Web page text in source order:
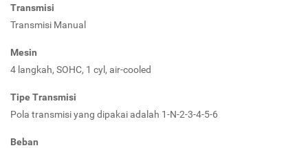
Transmisi
Transmisi Manual
Mesin
4 langkah, SOHC, 1 cyl, air-cooled
Tipe Transmisi
Pola transmisi yang dipakai adalah 1-N-2-3-4-5-6
Beban